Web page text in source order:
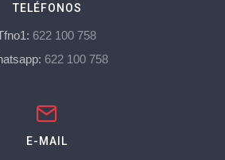
TELÉFONOS
622 100 758
622 100 758
E-MAIL